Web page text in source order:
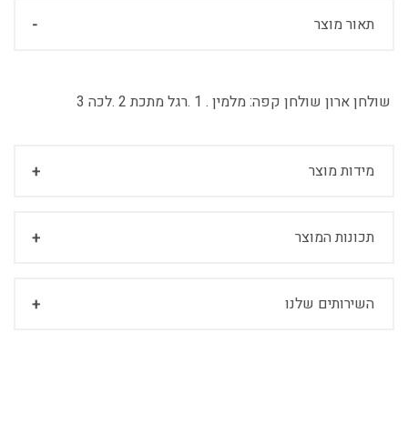
תאור מוצר
שולחן ארון שולחן קפה:מלמין . 1 .רגל מתכת 2 .לכה 3
מידות מוצר
תכונות המוצר
השירותים שלנו